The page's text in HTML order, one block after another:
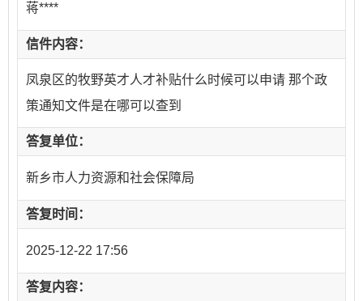
蒋****
信件内容：
凤泉区的牧野英才人才补贴什么时候可以申请 那个政
策通知文件是在哪可以查到
答复单位：
新乡市人力资源和社会保障局
答复时间：
2025-12-22 17:56
答复内容：